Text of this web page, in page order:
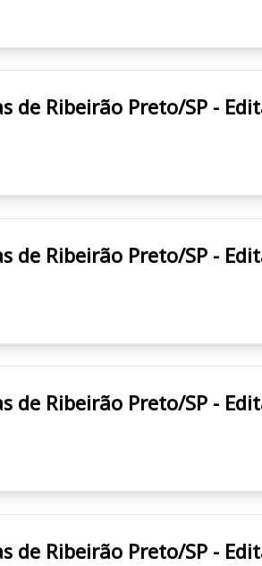
das Clínicas de Ribeirão Preto/
das Clínicas de Ribeirão Preto/
das Clínicas de Ribeirão Preto/
das Clínicas de Ribeirão Preto/